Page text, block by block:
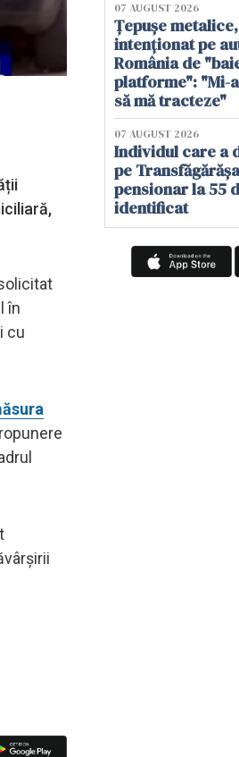
în
cu
07 AUGUST 2026
Țepușe
intenționat pe
România de
platforme": "Mi-
să mă tracteze"
07 AUGUST 2026
Individul care a
pe
pensionar la 55
identificat